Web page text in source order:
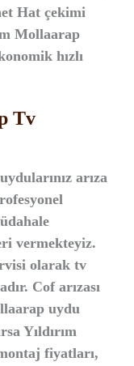
Hat çekimi
Mollaarap
hızlı
Tv
arıza
vermekteyiz.
olarak tv
Cof arızası
uydu
Yıldırım
fiyatları,